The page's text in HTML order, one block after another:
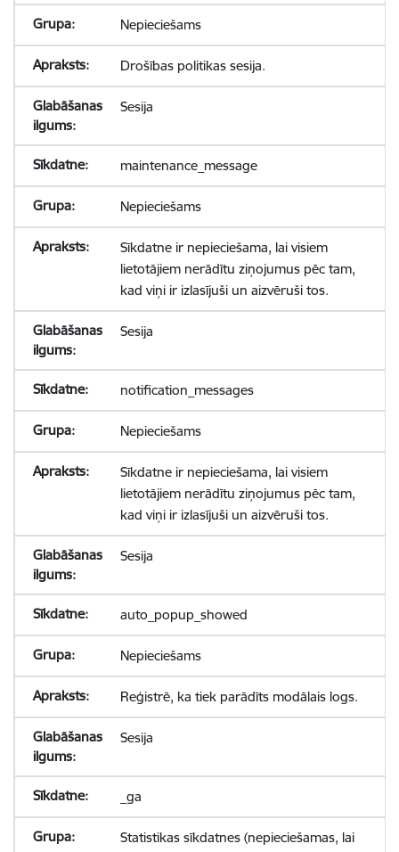
Nepieciešams
Drošības politikas sesija.
Sesija
maintenance_message
Nepieciešams
Sīkdatne ir nepieciešama, lai visiem
lietotājiem nerādītu ziņojumus pēc tam,
kad viņi ir izlasījuši un aizvēruši tos.
Sesija
notification_messages
Nepieciešams
Sīkdatne ir nepieciešama, lai visiem
lietotājiem nerādītu ziņojumus pēc tam,
kad viņi ir izlasījuši un aizvēruši tos.
Sesija
auto_popup_showed
Nepieciešams
Reģistrē, ka tiek parādīts modālais logs.
Sesija
_ga
Statistikas sīkdatnes (nepieciešamas, lai